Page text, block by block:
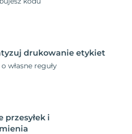
drukowanie etykiet
własne reguły
przesyłek i